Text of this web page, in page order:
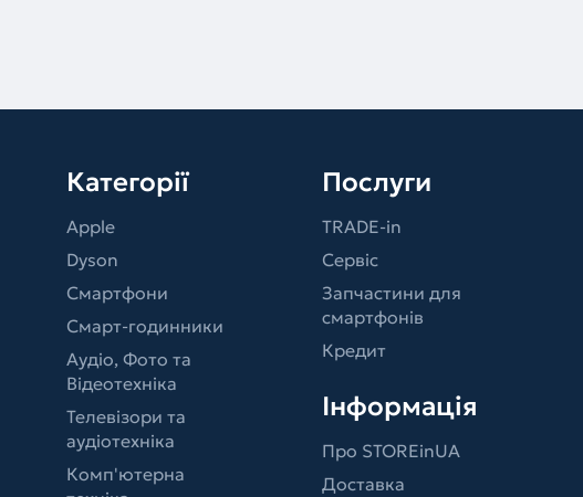
Категорії
Apple
Dyson
Смартфони
Смарт-годинники
Аудіо, Фото та
Відеотехніка
Телевізори та
аудіотехніка
Комп'ютерна
Послуги
TRADE-in
Сервіс
Запчастини для
смартфонів
Кредит
Інформація
Про STOREinUA
Доставка